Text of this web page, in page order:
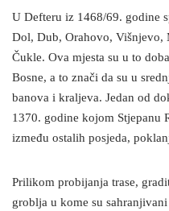
U Defteru iz 1468/69. godine
Dol, Dub, Orahovo, Višnjevo,
Čukle. Ova mjesta su u to
Bosne, a to znači da su u
banova i kraljeva. Jedan od
1370. godine kojom Stjepanu
između ostalih posjeda,
Prilikom probijanja trase,
groblja u kome su